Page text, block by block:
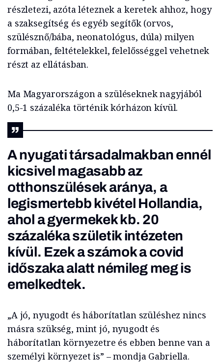
részletezi, azóta léteznek a keretek ahhoz, hogy
a szaksegítség és egyéb segítők (orvos,
szülésznő/bába, neonatológus, dúla) milyen
formában, feltételekkel, felelősséggel vehetnek
részt az ellátásban.
Ma Magyarországon a szüléseknek nagyjából
0,5-1 százaléka történik kórházon kívül.
A nyugati társadalmakban ennél
kicsivel magasabb az
otthonszülések aránya, a
legismertebb kivétel Hollandia,
ahol a gyermekek kb. 20
százaléka születik intézeten
kívül. Ezek a számok a covid
időszaka alatt némileg meg is
emelkedtek.
„A jó, nyugodt és háborítatlan szüléshez nincs
másra szükség, mint jó, nyugodt és
háborítatlan környezetre és ebben benne van a
személyi környezet is” – mondja Gabriella.